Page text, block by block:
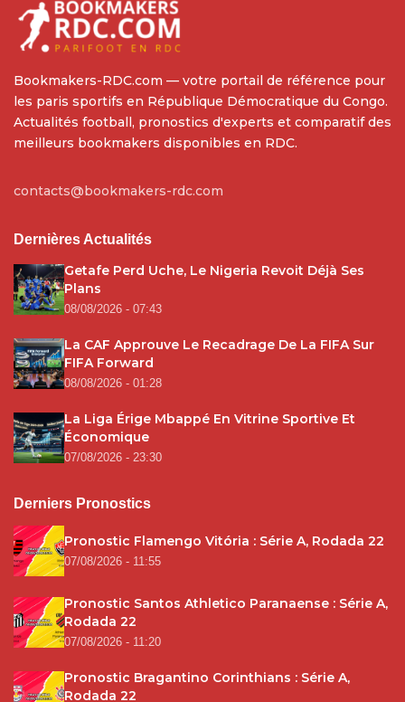
Bookmakers-RDC.com — votre portail de référence pour
les paris sportifs en République Démocratique du Congo.
Actualités football, pronostics d'experts et comparatif des
meilleurs bookmakers disponibles en RDC.
contacts@bookmakers-rdc.com
Dernières Actualités
Getafe Perd Uche, Le Nigeria Revoit Déjà Ses
Plans
08/08/2026 - 07:43
La CAF Approuve Le Recadrage De La FIFA Sur
FIFA Forward
08/08/2026 - 01:28
La Liga Érige Mbappé En Vitrine Sportive Et
Économique
07/08/2026 - 23:30
Derniers Pronostics
Pronostic Flamengo Vitória : Série A, Rodada 22
07/08/2026 - 11:55
Pronostic Santos Athletico Paranaense : Série A,
Rodada 22
07/08/2026 - 11:20
Pronostic Bragantino Corinthians : Série A,
Rodada 22